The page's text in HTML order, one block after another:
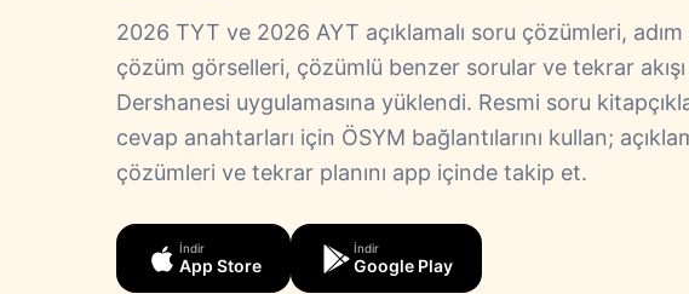
2026 TYT ve 2026 AYT açıklamalı soru çözümleri, adım
çözüm görselleri, çözümlü benzer sorular ve tekrar
Dershanesi uygulamasına yüklendi. Resmi soru
cevap anahtarları için ÖSYM bağlantılarını kullan;
çözümleri ve tekrar planını app içinde takip et.
İndir
App Store
İndir
Google Play